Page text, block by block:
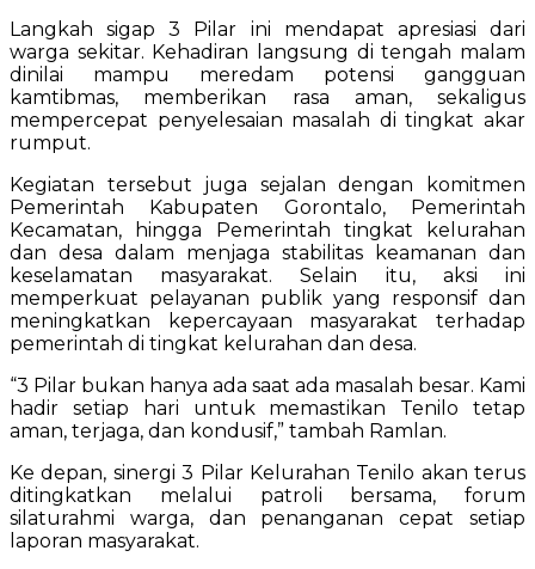
Langkah sigap 3 Pilar ini mendapat apresiasi dari
warga sekitar. Kehadiran langsung di tengah malam
dinilai mampu meredam potensi gangguan
kamtibmas, memberikan rasa aman, sekaligus
mempercepat penyelesaian masalah di tingkat akar
rumput.
Kegiatan tersebut juga sejalan dengan komitmen
Pemerintah Kabupaten Gorontalo, Pemerintah
Kecamatan, hingga Pemerintah tingkat kelurahan
dan desa dalam menjaga stabilitas keamanan dan
keselamatan masyarakat. Selain itu, aksi ini
memperkuat pelayanan publik yang responsif dan
meningkatkan kepercayaan masyarakat terhadap
pemerintah di tingkat kelurahan dan desa.
“3 Pilar bukan hanya ada saat ada masalah besar. Kami
hadir setiap hari untuk memastikan Tenilo tetap
aman, terjaga, dan kondusif,” tambah Ramlan.
Ke depan, sinergi 3 Pilar Kelurahan Tenilo akan terus
ditingkatkan melalui patroli bersama, forum
silaturahmi warga, dan penanganan cepat setiap
laporan masyarakat.